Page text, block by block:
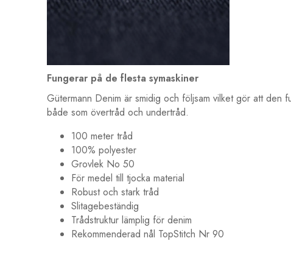
Fungerar på de flesta symaskiner
Gütermann Denim är smidig och följsam vilket gör att den
både som övertråd och undertråd.
100 meter tråd
100% polyester
Grovlek No 50
För medel till tjocka material
Robust och stark tråd
Slitagebeständig
Trådstruktur lämplig för denim
Rekommenderad nål TopStitch Nr 90